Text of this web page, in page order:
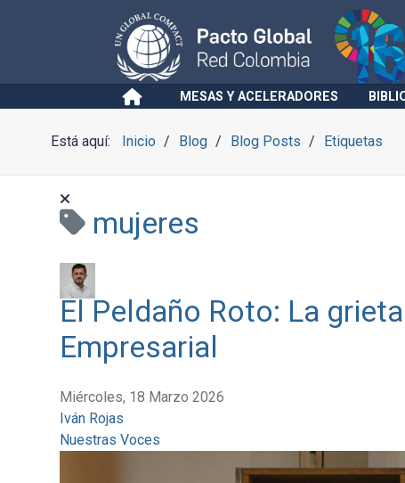
MESAS Y ACELERADORES
Está aquí: Inicio Blog Blog Posts Etiquetas
mujeres
El Peldaño Roto: La
Empresarial
Miércoles, 18 Marzo 2026
Iván Rojas
Nuestras Voces